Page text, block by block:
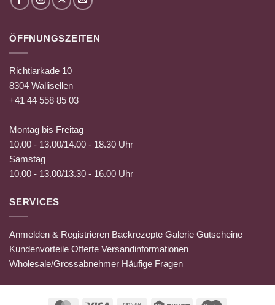
ÖFFNUNGSZEITEN
Richtiarkade 10
8304 Wallisellen
+41 44 558 85 03
Montag bis Freitag
10.00 - 13.00/14.00 - 18.30 Uhr
Samstag
10.00 - 13.00/13.30 - 16.00 Uhr
SERVICES
Anmelden & Registrieren Backrezepte Galerie Gutscheine
Kundenvorteile Offerte Versandinformationen
Wholesale/Grossabnehmer Häufige Fragen